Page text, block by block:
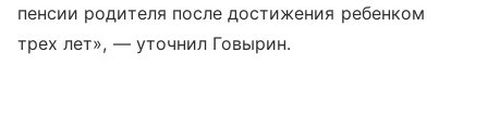
пенсии родителя после достижения ребенком
трех лет», — уточнил Говырин.